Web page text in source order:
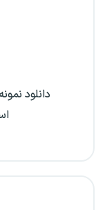
دانلود